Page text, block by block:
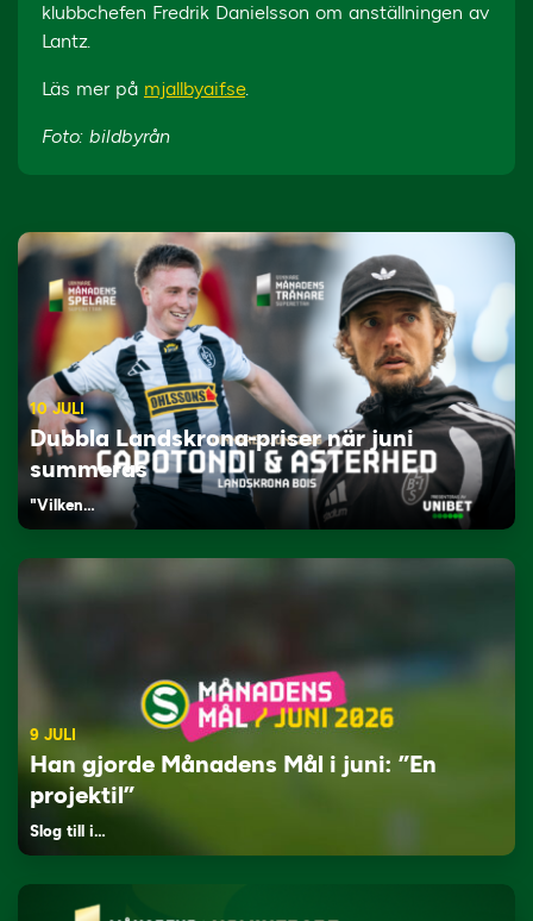
klubbchefen Fredrik Danielsson om anställningen av
Lantz.
Läs mer på mjallbyaif.se.
Foto: bildbyrån
10 JULI
Dubbla Landskrona-priser när juni
summeras
"Vilken…
9 JULI
Han gjorde Månadens Mål i juni: ”En
projektil”
Slog till i…